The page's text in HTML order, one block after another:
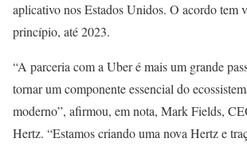
aplicativo nos Estados Unidos. O acordo tem
princípio, até 2023.
“A parceria com a Uber é mais um grande
tornar um componente essencial do
moderno”, afirmou, em nota, Mark Fields,
Hertz. “Estamos criando uma nova Hertz e